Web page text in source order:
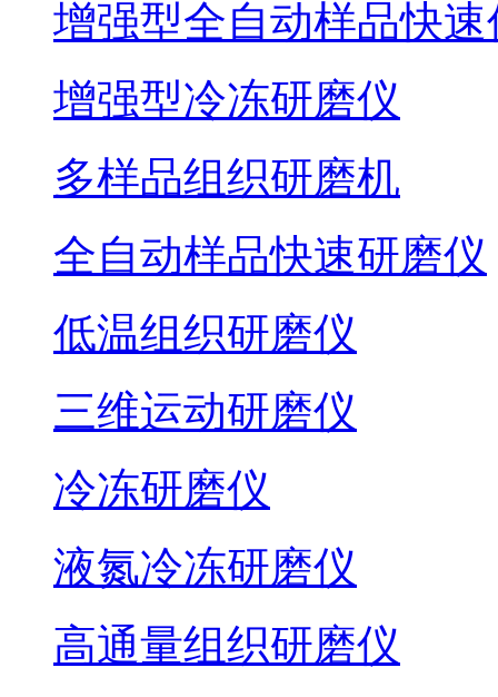
增强型全自动样品快速
增强型冷冻研磨仪
多样品组织研磨机
全自动样品快速研磨仪
低温组织研磨仪
三维运动研磨仪
冷冻研磨仪
液氮冷冻研磨仪
高通量组织研磨仪